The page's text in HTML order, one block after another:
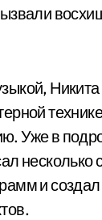
Уже в
несколько
и